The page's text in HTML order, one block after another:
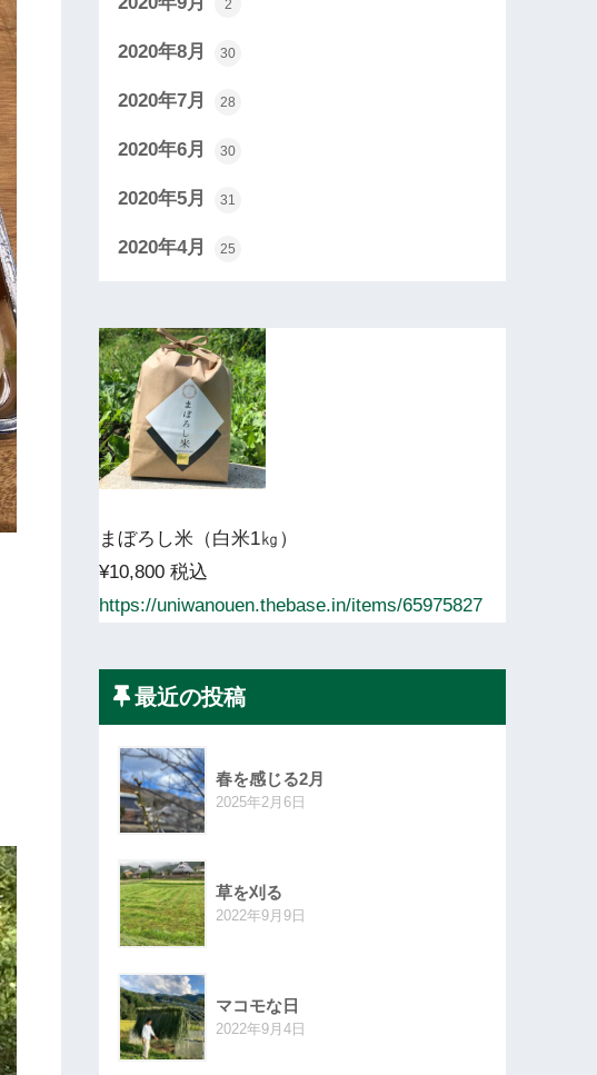
2
2020年8月 30
2020年7月 28
2020年6月 30
2020年5月 31
2020年4月 25
まぼろし米（白米1㎏）
¥10,800 税込
https://uniwanouen.thebase.in/items/65975827
最近の投稿
春を感じる2月
2025年2月6日
草を刈る
2022年9月9日
マコモな日
2022年9月4日